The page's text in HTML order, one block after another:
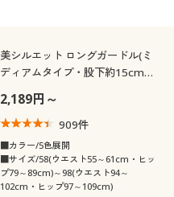
美シルエット ロングガードル(ミ
ディアムタイプ・股下約15cm・
2,189円～
909件
■カラー/5色展開
■サイズ/58(ウエスト55～61cm・ヒッ
プ79～89cm)～98(ウエスト94～
102cm・ヒップ97～109cm)